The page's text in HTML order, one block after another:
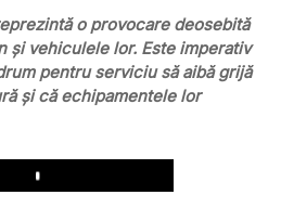
o provocare deosebită
și vehiculele lor. Este imperativ
pentru serviciu să aibă grijă
și că echipamentele lor
Play